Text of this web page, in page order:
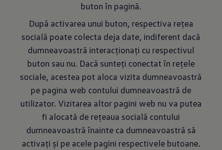
buton în pagină.
După activarea unui buton, respectiva rețea
socială poate colecta deja date, indiferent dacă
dumneavoastră interacționați cu respectivul
buton sau nu. Dacă sunteți conectat în rețele
sociale, acestea pot aloca vizita dumneavoastră
pe pagina web contului dumneavoastră de
utilizator. Vizitarea altor pagini web nu va putea
fi alocată de rețeaua socială contului
dumneavoastră înainte ca dumneavoastră să
activați și pe acele pagini respectivele butoane.